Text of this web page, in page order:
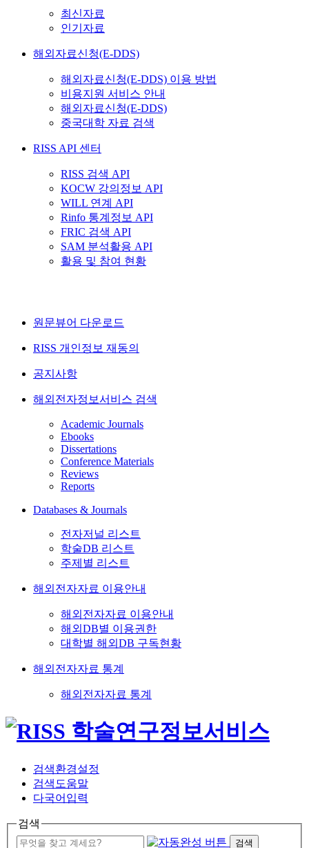
최신자료
인기자료
해외자료신청(E-DDS)
해외자료신청(E-DDS) 이용 방법
비용지원 서비스 안내
해외자료신청(E-DDS)
중국대학 자료 검색
RISS API 센터
RISS 검색 API
KOCW 강의정보 API
WILL 연계 API
Rinfo 통계정보 API
FRIC 검색 API
SAM 분석활용 API
활용 및 참여 현황
원문뷰어 다운로드
RISS 개인정보 재동의
공지사항
해외전자정보서비스 검색
Academic Journals
Ebooks
Dissertations
Conference Materials
Reviews
Reports
Databases & Journals
전자저널 리스트
학술DB 리스트
주제별 리스트
해외전자자료 이용안내
해외전자자료 이용안내
해외DB별 이용권한
대학별 해외DB 구독현황
해외전자자료 통계
해외전자자료 통계
검색환경설정
검색도움말
다국어입력
검색
검색